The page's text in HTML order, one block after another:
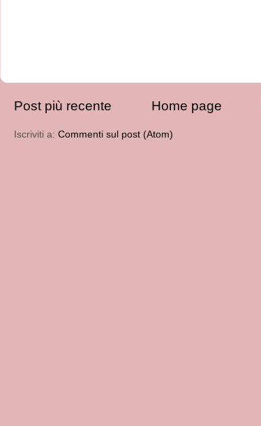
Post più recente Home page
Iscriviti a: Commenti sul post (Atom)